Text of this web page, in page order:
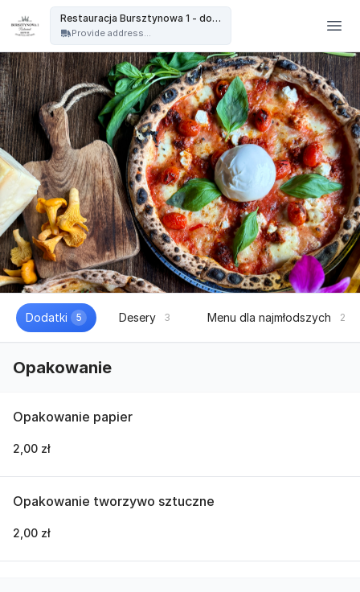
Restauracja Bursztynowa 1 - dowóz
Provide address...
Dodatki 5 Desery 3 Menu dla najmłodszych 2
Opakowanie
Opakowanie papier
2,00 zł
Opakowanie tworzywo sztuczne
2,00 zł